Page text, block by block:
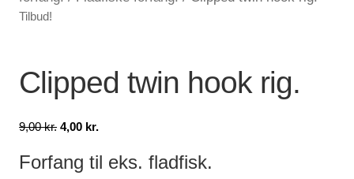
Min Konto
Tilbud!
Clipped twin hook rig.
9,00kr. Den
pris
4,00 kr.
pris
Forfang til eks. fladfisk.